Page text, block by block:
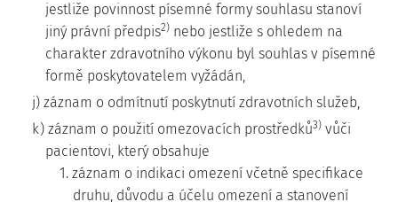
jestliže povinnost písemné formy souhlasu stanoví
jiný právní předpis2) nebo jestliže s ohledem na
charakter zdravotního výkonu byl souhlas v písemné
formě poskytovatelem vyžádán,
j) záznam o odmítnutí poskytnutí zdravotních služeb,
k) záznam o použití omezovacích prostředků3) vůči
pacientovi, který obsahuje
1. záznam o indikaci omezení včetně specifikace
druhu, důvodu a účelu omezení a stanovení